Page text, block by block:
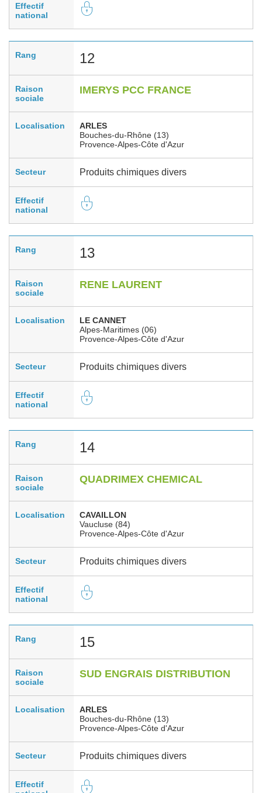
Effectif
national
Rang 12
Raison
sociale
IMERYS PCC FRANCE
Localisation
ARLES
Bouches-du-Rhône (13)
Provence-Alpes-Côte d'Azur
Secteur Produits chimiques divers
Effectif
national
Rang 13
Raison
sociale
RENE LAURENT
Localisation
LE CANNET
Alpes-Maritimes (06)
Provence-Alpes-Côte d'Azur
Secteur Produits chimiques divers
Effectif
national
Rang 14
Raison
sociale
QUADRIMEX CHEMICAL
Localisation
CAVAILLON
Vaucluse (84)
Provence-Alpes-Côte d'Azur
Secteur Produits chimiques divers
Effectif
national
Rang 15
Raison
sociale
SUD ENGRAIS DISTRIBUTION
Localisation
ARLES
Bouches-du-Rhône (13)
Provence-Alpes-Côte d'Azur
Secteur Produits chimiques divers
Effectif